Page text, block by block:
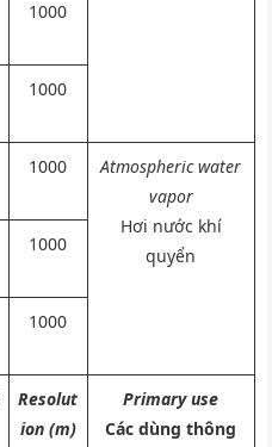
1000
1000
1000
Atmospheric water
vapor
Hơi nước khí
quyển
1000
1000
Resolut
ion (m)
Primary use
Các dùng thông